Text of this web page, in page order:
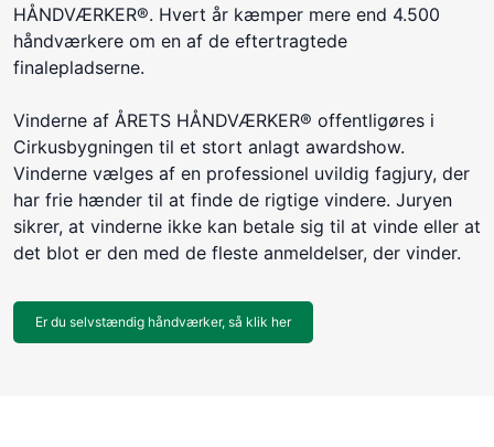
HÅNDVÆRKER®. Hvert år kæmper mere end 4.500
håndværkere om en af de eftertragtede
finalepladserne.
Vinderne af ÅRETS HÅNDVÆRKER® offentligøres i
Cirkusbygningen til et stort anlagt awardshow.
Vinderne vælges af en professionel uvildig fagjury, der
har frie hænder til at finde de rigtige vindere. Juryen
sikrer, at vinderne ikke kan betale sig til at vinde eller at
det blot er den med de fleste anmeldelser, der vinder.
Er du selvstændig håndværker, så klik her